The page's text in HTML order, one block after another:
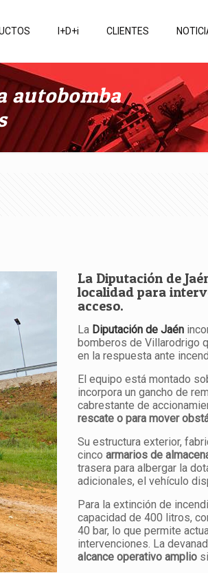
I+D+i CLIENTES
autobomba
La Diputación de
localidad para
acceso.
La Diputación de Jaén
bomberos de Villarodrigo
en la respuesta ante
El equipo está montado
incorpora un gancho de
cabrestante de
rescate o para mover
Su estructura exterior,
cinco armarios de
trasera para albergar la
adicionales, el vehículo
Para la extinción de
capacidad de 400 litros,
40 bar, lo que permite
intervenciones. La
alcance operativo amplio